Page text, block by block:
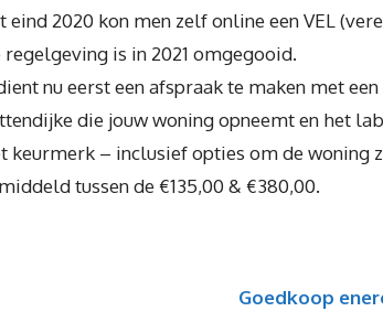
eind 2020 kon men zelf online een VEL
regelgeving is in 2021 omgegooid.
nu eerst een afspraak te maken met
die jouw woning opneemt en het
keurmerk – inclusief opties om de woning
tussen de €135,00 & €380,00.
Goedkoop